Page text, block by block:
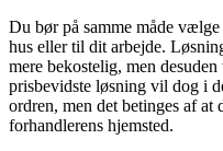
Du bør på samme måde
hus eller til dit arbejde.
mere bekostelig, men
prisbevidste løsning vil dog i
ordren, men det betinges af
forhandlerens hjemsted.